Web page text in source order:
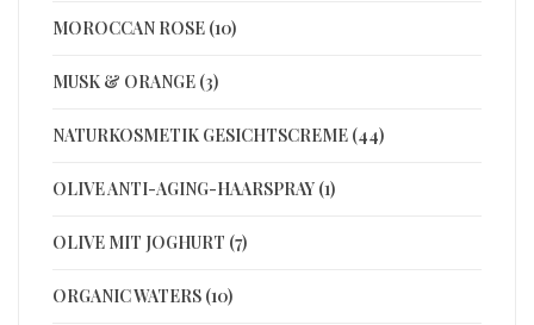
MOROCCAN ROSE (10)
MUSK & ORANGE (3)
NATURKOSMETIK GESICHTSCREME (44)
OLIVE ANTI-AGING-HAARSPRAY (1)
OLIVE MIT JOGHURT (7)
ORGANIC WATERS (10)